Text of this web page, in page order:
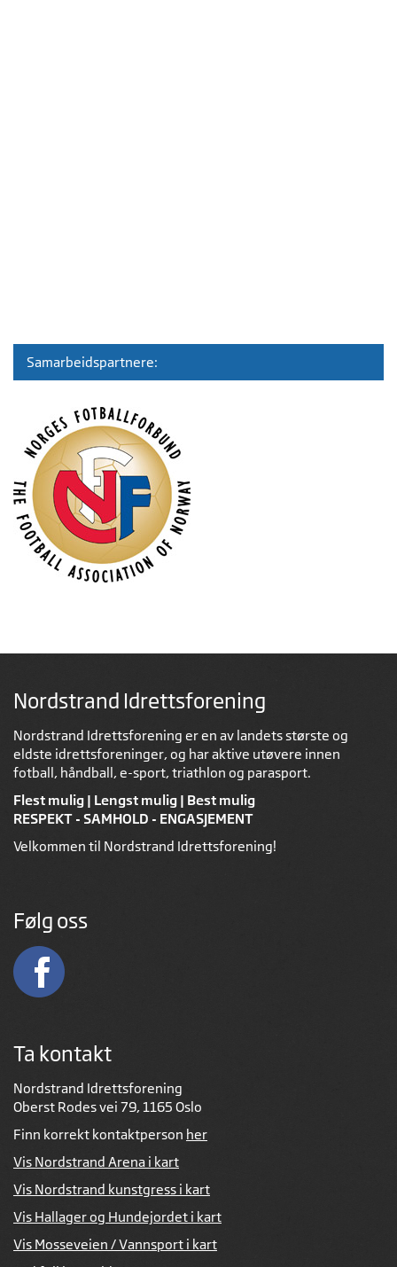
Samarbeidspartnere:
Nordstrand Idrettsforening
Nordstrand Idrettsforening er en av landets største og
eldste idrettsforeninger, og har aktive utøvere innen
fotball, håndball, e-sport, triathlon og parasport.
Flest mulig | Lengst mulig | Best mulig
RESPEKT - SAMHOLD - ENGASJEMENT
Velkommen til Nordstrand Idrettsforening!
Følg oss
Ta kontakt
Nordstrand Idrettsforening
Oberst Rodes vei 79, 1165 Oslo
Finn korrekt kontaktperson her
Vis Nordstrand Arena i kart
Vis Nordstrand kunstgress i kart
Vis Hallager og Hundejordet i kart
Vis Mosseveien / Vannsport i kart